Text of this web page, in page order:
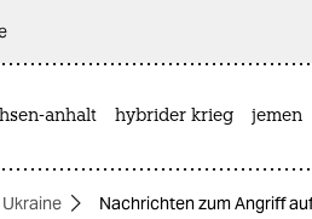
anhalt hybrider krieg jemen
Nachrichten zum Angriff